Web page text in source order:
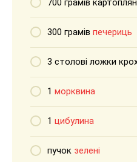
700 грамів
300 грамів печериць
3 столові ложки
1 морквина
1 цибулина
пучок зелені